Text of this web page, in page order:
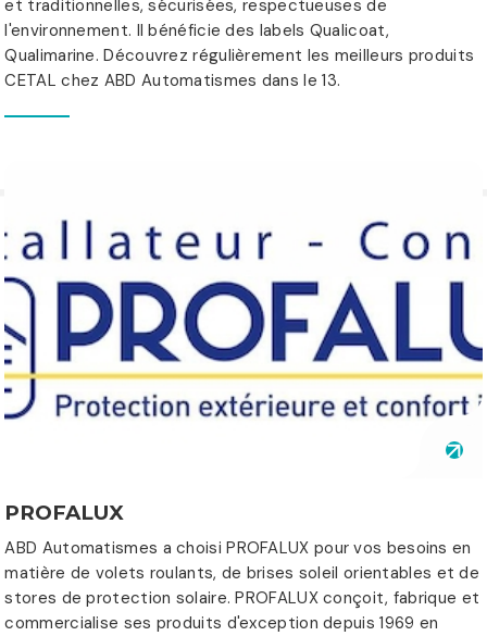
et traditionnelles, sécurisées, respectueuses de
l'environnement. Il bénéficie des labels Qualicoat,
Qualimarine. Découvrez régulièrement les meilleurs produits
CETAL chez ABD Automatismes dans le 13.
PROFALUX
ABD Automatismes a choisi PROFALUX pour vos besoins en
matière de volets roulants, de brises soleil orientables et de
stores de protection solaire. PROFALUX conçoit, fabrique et
commercialise ses produits d'exception depuis 1969 en